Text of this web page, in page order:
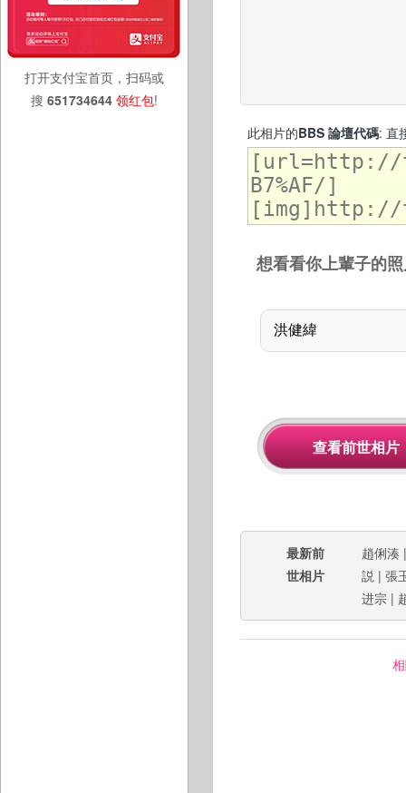
打开支付宝首页，扫码或
搜 651734644 领红包!
此相片的BBS 論壇代碼: 直
想看看你上輩子的
最新前
世相片
趙俐湊
説 | 張
进宗 |